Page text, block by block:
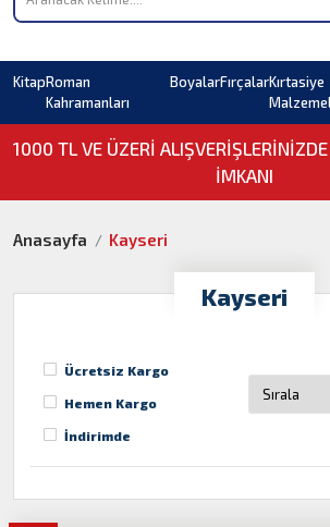
KitapRoman
Kahramanları
BoyalarFırçalarKırtasiye
1000 TL VE ÜZERI
İMKANI
Anasayfa Kayseri
Kayseri
Ücretsiz Kargo
Hemen Kargo
İndirimde